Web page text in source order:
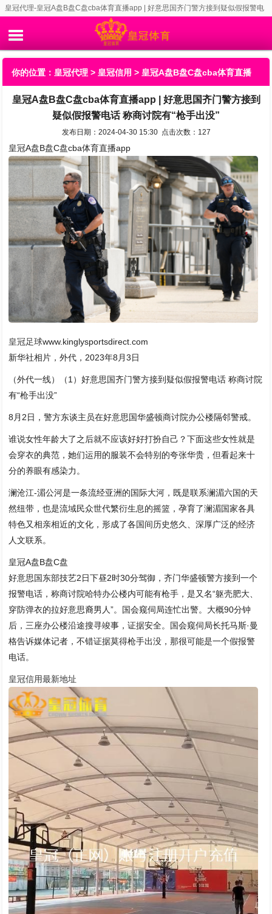
皇冠代理-皇冠A盘B盘C盘cba体育直播app | 好意思国齐门警方接到疑似假报警电
你的位置： 皇冠代理 > 皇冠信用 > 皇冠A盘B盘C盘cba体育直播
app | 好意思国齐门警方接到疑似假报警电话 称商讨院有“枪手出
皇冠A盘B盘C盘cba体育直播app | 好意思国齐门警方接到
疑似假报警电话 称商讨院有“枪手出没”
发布日期：2024-04-30 15:30 点击次数：127
皇冠A盘B盘C盘cba体育直播app
皇冠足球www.kinglysportsdirect.com
新华社相片，外代，2023年8月3日
（外代一线）（1）好意思国齐门警方接到疑似假报警电话 称商讨院
有“枪手出没”
8月2日，警方东谈主员在好意思国华盛顿商讨院办公楼隔邻警戒。
谁说女性年龄大了之后就不应该好好打扮自己？下面这些女性就是
会穿衣的典范，她们运用的服装不会特别的夸张华贵，但看起来十
分的养眼有感染力。
澜沧江-湄公河是一条流经亚洲的国际大河，既是联系澜湄六国的天
然纽带，也是流域民众世代繁衍生息的摇篮，孕育了澜湄国家各具
特色又相亲相近的文化，形成了各国间历史悠久、深厚广泛的经济
人文联系。
皇冠A盘B盘C盘
好意思国东部技艺2日下昼2时30分驾御，齐门华盛顿警方接到一个
报警电话，称商讨院哈特办公楼内可能有枪手，是又名“躯壳肥大、
穿防弹衣的拉好意思裔男人”。国会窥伺局连忙出警。大概90分钟
后，三座办公楼沿途搜寻竣事，证据安全。国会窥伺局长托马斯·曼
格告诉媒体记者，不错证据莫得枪手出没，那很可能是一个假报警
电话。
皇冠信用最新地址